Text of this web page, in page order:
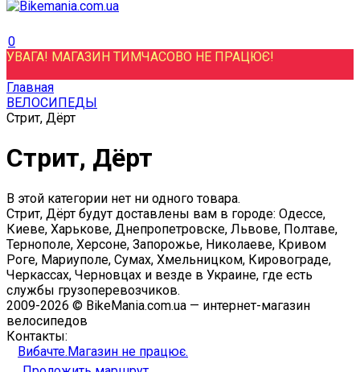
0
УВАГА! МАГАЗИН ТИМЧАСОВО НЕ ПРАЦЮЄ!
Главная
ВЕЛОСИПЕДЫ
Стрит, Дёрт
Стрит, Дёрт
В этой категории нет ни одного товара.
Стрит, Дёрт будут доставлены вам в городе: Одессе,
Киеве, Харькове, Днепропетровске, Львове, Полтаве,
Тернополе, Херсоне, Запорожье, Николаеве, Кривом
Роге, Мариуполе, Сумах, Хмельницком, Кировограде,
Черкассах, Черновцах и везде в Украине, где есть
службы грузоперевозчиков.
2009-2026 © BikeMania.com.ua — интернет-магазин
велосипедов
Контакты:
Вибачте.Магазин не працює.